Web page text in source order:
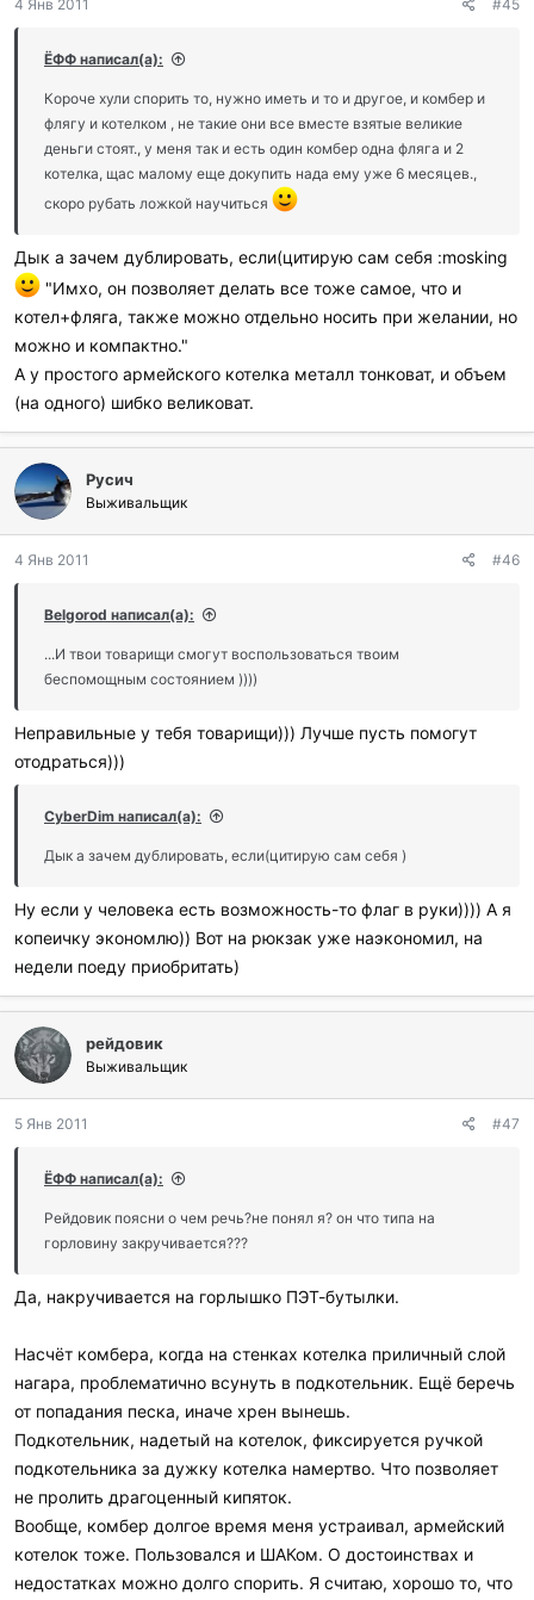
4 Янв 2011 #45
ЁФФ написал(а):
Короче хули спорить то, нужно иметь и то и другое, и комбер и
флягу и котелком , не такие они все вместе взятые великие
деньги стоят., у меня так и есть один комбер одна фляга и 2
котелка, щас малому еще докупить нада ему уже 6 месяцев.,
скоро рубать ложкой научиться
Дык а зачем дублировать, если(цитирую сам себя :mosking
"Имхо, он позволяет делать все тоже самое, что и
котел+фляга, также можно отдельно носить при желании, но
можно и компактно."
А у простого армейского котелка металл тонковат, и объем
(на одного) шибко великоват.
Русич
Выживальщик
4 Янв 2011 #46
Belgorod написал(а):
...И твои товарищи смогут воспользоваться твоим
беспомощным состоянием ))))
Неправильные у тебя товарищи))) Лучше пусть помогут
отодраться)))
CyberDim написал(а):
Дык а зачем дублировать, если(цитирую сам себя )
Ну если у человека есть возможность-то флаг в руки)))) А я
копеичку экономлю)) Вот на рюкзак уже наэкономил, на
недели поеду приобритать)
рейдовик
Выживальщик
5 Янв 2011 #47
ЁФФ написал(а):
Рейдовик поясни о чем речь?не понял я? он что типа на
горловину закручивается???
Да, накручивается на горлышко ПЭТ-бутылки.
Насчёт комбера, когда на стенках котелка приличный слой
нагара, проблематично всунуть в подкотельник. Ещё беречь
от попадания песка, иначе хрен вынешь.
Подкотельник, надетый на котелок, фиксируется ручкой
подкотельника за дужку котелка намертво. Что позволяет
не пролить драгоценный кипяток.
Вообще, комбер долгое время меня устраивал, армейский
котелок тоже. Пользовался и ШАКом. О достоинствах и
недостатках можно долго спорить. Я считаю, хорошо то, что